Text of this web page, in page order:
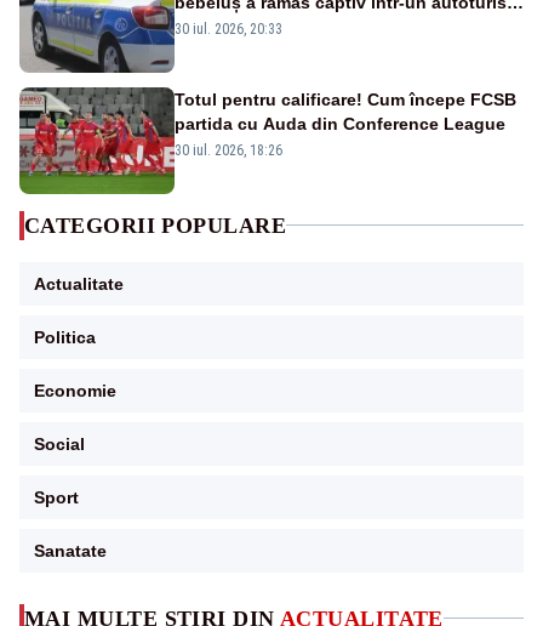
MAI MULTE ȘTIRI DIN ACTUALITATE
din cauza unei defecțiuni
30 iul. 2026, 20:33
Totul pentru calificare! Cum începe FCSB
partida cu Auda din Conference League
30 iul. 2026, 18:26
CATEGORII POPULARE
Actualitate
Politica
Economie
Social
Sport
Sanatate